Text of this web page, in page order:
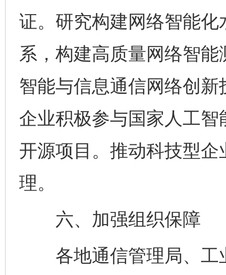
证。研究构建网络智能
系，构建高质量网络智
智能与信息通信网络创
企业积极参与国家人工
开源项目。推动科技型企
理。
六、加强组织保障
各地通信管理局、工